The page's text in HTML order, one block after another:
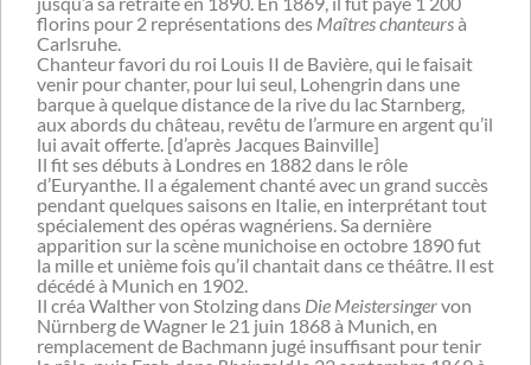
florins pour 2 représentations des Maîtres chanteursà
Carlsruhe.
Chanteur favori du roi Louis II de Bavière, qui le faisait
venir pour chanter, pour lui seul, Lohengrin dans une
barque à quelque distance de la rive du lac Starnberg,
aux abords du château, revêtu de l’armure en argent qu’il
lui avait offerte. [d’après Jacques Bainville]
Il fit ses débuts à Londres en 1882 dans le rôle
d’Euryanthe. Il a également chanté avec un grand succès
pendant quelques saisons en Italie, en interprétant tout
spécialement des opéras wagnériens. Sa dernière
apparition sur la scène munichoise en octobre 1890 fut
la mille et unième fois qu’il chantait dans ce théâtre. Il est
décédé à Munich en 1902.
Il créa Walther von Stolzing dans Die Meistersingervon
Nürnberg de Wagner le 21 juin 1868 à Munich, en
remplacement de Bachmann jugé insuffisant pour tenir